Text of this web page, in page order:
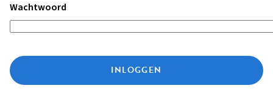
Wachtwoord
INLOGGEN